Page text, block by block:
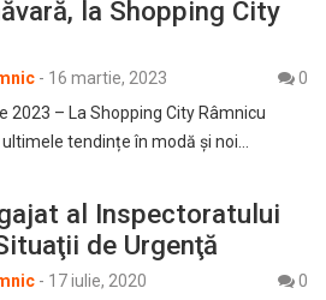
la Shopping City
- 16 martie, 2023
0
2023 – La Shopping City Râmnicu
tendințe în modă și noi…
al Inspectoratului
de Urgenţă
- 17 iulie, 2020
0